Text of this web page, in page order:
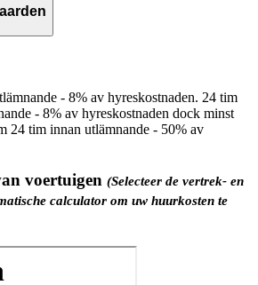
- 8% av hyreskostnaden. 24 tim
- 8% av hyreskostnaden dock minst
24 tim innan utlämnande - 50% av
voertuigen (Selecteer de vertrek- en
calculator om uw huurkosten te